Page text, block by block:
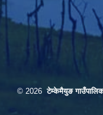
© 2026टेम्केमैयुङ